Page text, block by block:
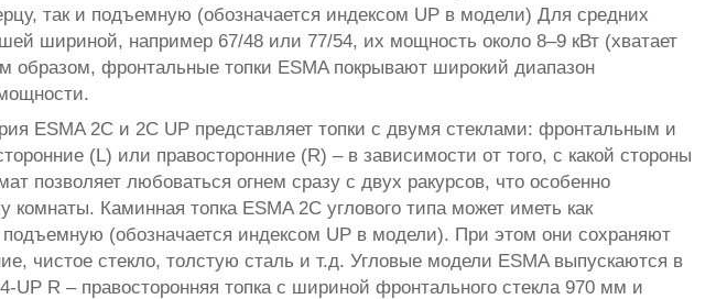
так и подъемную (обозначается индексом UP в модели) Для средних
шириной, например 67/48 или 77/54, их мощность около 8–9 кВт (хватает
образом, фронтальные топки ESMA покрывают широкий диапазон
ESMA 2C и 2C UP представляет топки с двумя стеклами: фронтальным и
(L) или правосторонние (R) – в зависимости от того, с какой стороны
позволяет любоваться огнем сразу с двух ракурсов, что особенно
Каминная топка ESMA 2C углового типа может иметь как
(обозначается индексом UP в модели). При этом они сохраняют
чистое стекло, толстую сталь и т.д. Угловые модели ESMA выпускаются в
UP R – правосторонняя топка с шириной фронтального стекла 970 мм и